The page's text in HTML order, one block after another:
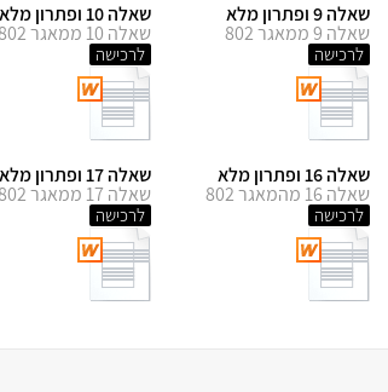
שאלה 9 ופתרון מלא
שאלה 9 ממאגר 802
לרכישה
שאלה 10 ופתרון מלא
שאלה 10 ממאגר 802
לרכישה
שאלה 16 ופתרון מלא
שאלה 16 מהמאגר 802
לרכישה
שאלה 17 ופתרון מלא
שאלה 17 ממאגר 802
לרכישה